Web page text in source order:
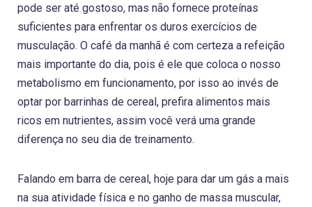
pode ser até gostoso, mas não fornece proteínas
suficientes para enfrentar os duros exercícios de
musculação. O café da manhã é com certeza a refeição
mais importante do dia, pois é ele que coloca o nosso
metabolismo em funcionamento, por isso ao invés de
optar por barrinhas de cereal, prefira alimentos mais
ricos em nutrientes, assim você verá uma grande
diferença no seu dia de treinamento.
Falando em barra de cereal, hoje para dar um gás a mais
na sua atividade física e no ganho de massa muscular,